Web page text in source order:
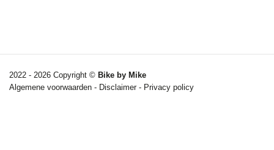
2022 - 2026 Copyright © Bike by Mike
Algemene voorwaarden - Disclaimer - Privacy policy